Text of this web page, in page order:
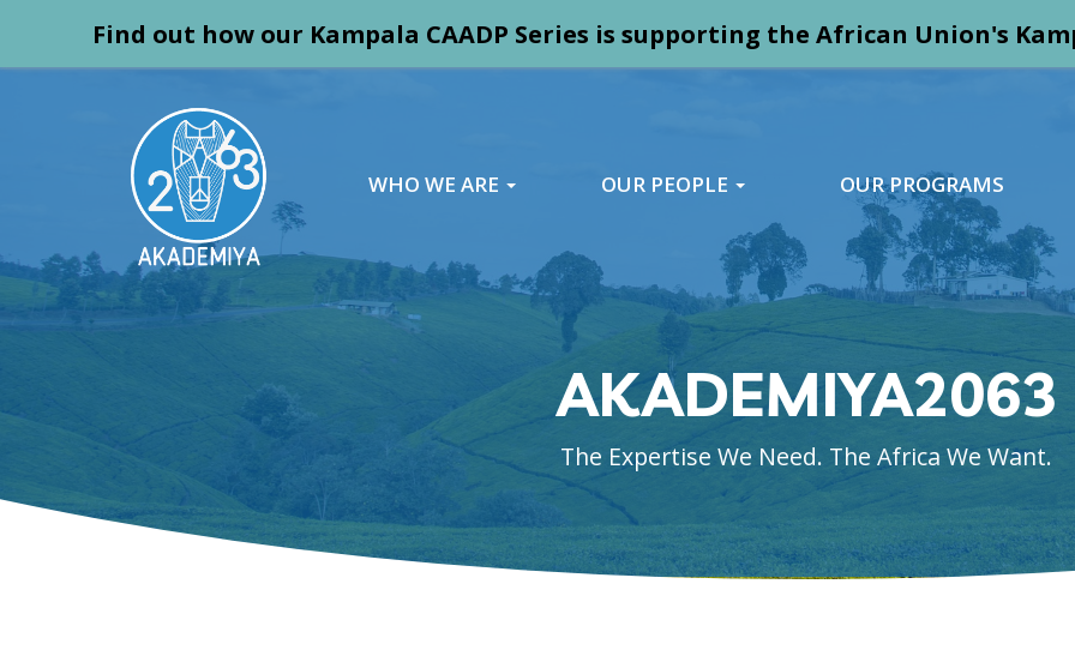
Find out how our Kampala CAADP Series is supporting the African Union's
WHO WE ARE OUR PEOPLE OUR PROGRAMS
AKADEMIYA2063
The Expertise We Need. The Africa We Want.